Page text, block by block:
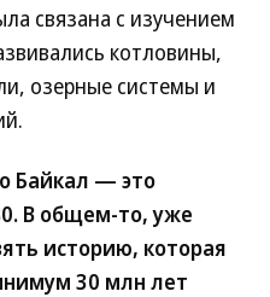
связана с изучением
котловины,
озерные системы и
Байкал — это
В общем-то, уже
историю, которая
30 млн лет